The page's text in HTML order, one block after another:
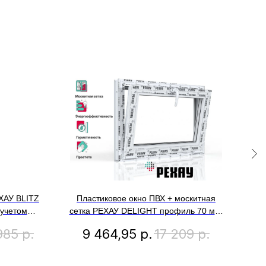
BLITZ
откидное
р.
Пластиковое окно ПВХ + москитная
сетка РЕХАУ DELIGHT профиль 70 мм,
подставочного профиля, фрамуга,
9 464,95 р.17 209 р.